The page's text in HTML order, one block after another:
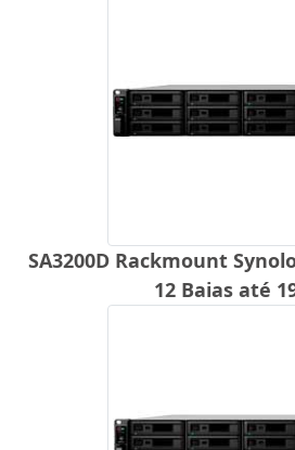
SA3200D Rackmount
12 Baias até